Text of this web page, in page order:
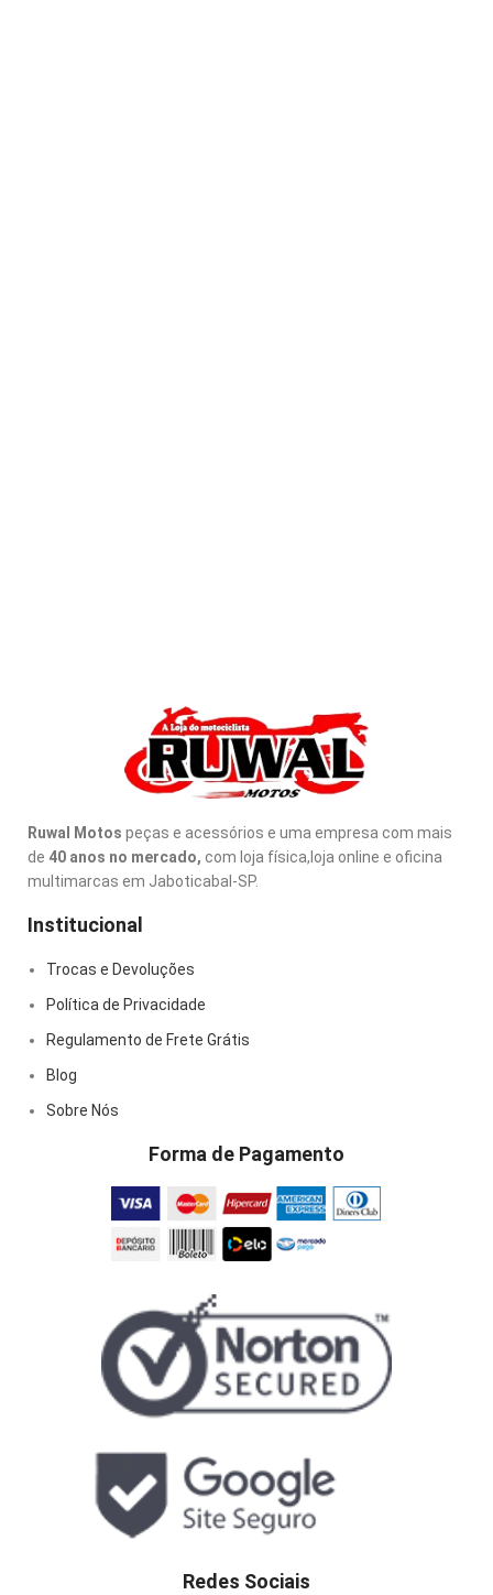
Ruwal Motos peças e acessórios e uma empresa com mais
de 40 anos no mercado, com loja física,loja online e oficina
multimarcas em Jaboticabal-SP.
Institucional
Trocas e Devoluções
Política de Privacidade
Regulamento de Frete Grátis
Blog
Sobre Nós
Forma de Pagamento
Redes Sociais